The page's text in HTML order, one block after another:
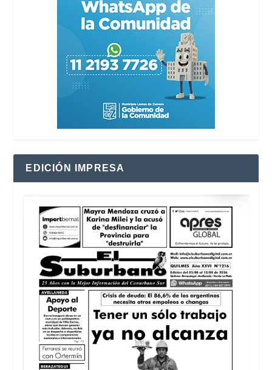
EDICIÓN IMPRESA